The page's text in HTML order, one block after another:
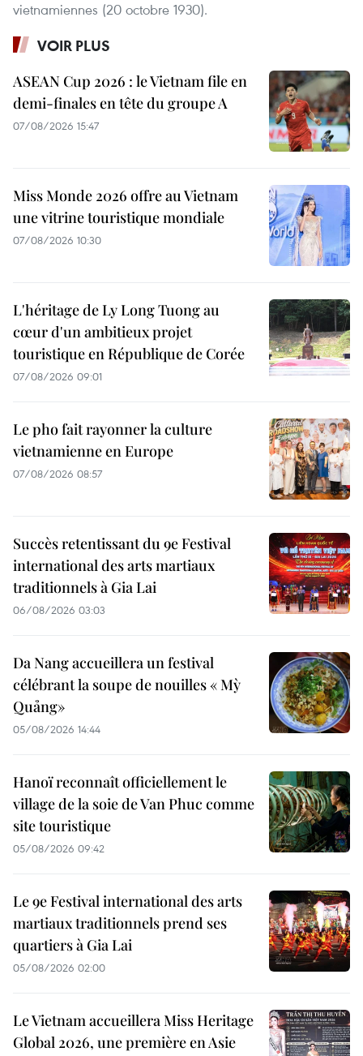
vietnamiennes (20 octobre 1930).
VOIR PLUS
ASEAN Cup 2026 : le Vietnam file en
demi-finales en tête du groupe A
07/08/2026 15:47
Miss Monde 2026 offre au Vietnam
une vitrine touristique mondiale
07/08/2026 10:30
L'héritage de Ly Long Tuong au
cœur d'un ambitieux projet
touristique en République de Corée
07/08/2026 09:01
Le pho fait rayonner la culture
vietnamienne en Europe
07/08/2026 08:57
Succès retentissant du 9e Festival
international des arts martiaux
traditionnels à Gia Lai
06/08/2026 03:03
Da Nang accueillera un festival
célébrant la soupe de nouilles « Mỳ
Quảng»
05/08/2026 14:44
Hanoï reconnaît officiellement le
village de la soie de Van Phuc comme
site touristique
05/08/2026 09:42
Le 9e Festival international des arts
martiaux traditionnels prend ses
quartiers à Gia Lai
05/08/2026 02:00
Le Vietnam accueillera Miss Heritage
Global 2026, une première en Asie